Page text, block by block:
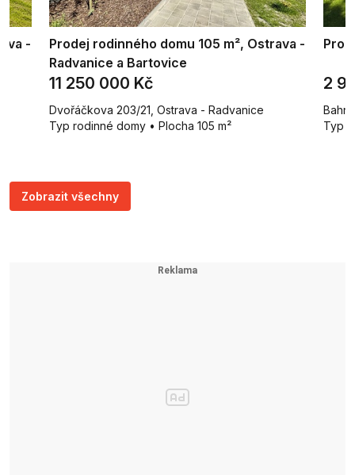
-
Prodej rodinného domu 105 m², Ostrava -
Radvanice a Bartovice
11 250 000 Kč
Dvořáčkova 203/21, Ostrava - Radvanice
Typ rodinné domy • Plocha 105 m²
2
Typ
Zobrazit všechny